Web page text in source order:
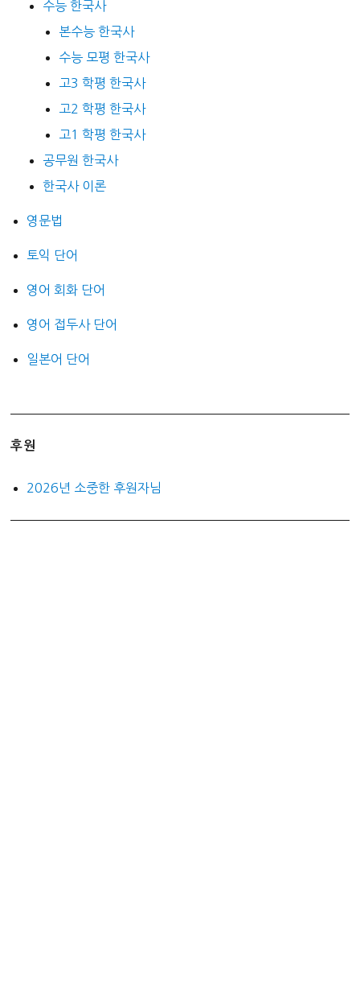
수능 한국사
본수능 한국사
수능 모평 한국사
고3 학평 한국사
고2 학평 한국사
고1 학평 한국사
공무원 한국사
한국사 이론
영문법
토익 단어
영어 회화 단어
영어 접두사 단어
일본어 단어
후원
2026년 소중한 후원자님